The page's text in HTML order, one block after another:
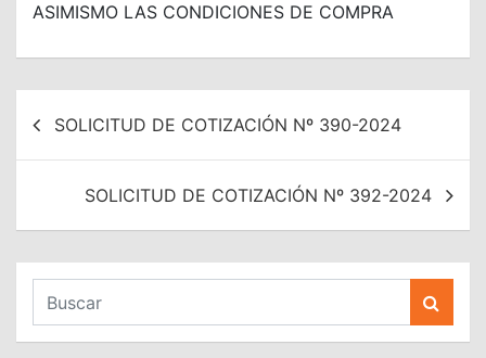
ASIMISMO LAS CONDICIONES DE COMPRA
Navegación
de
entradas
SOLICITUD DE COTIZACIÓN Nº 390-2024
SOLICITUD DE COTIZACIÓN Nº 392-2024
s